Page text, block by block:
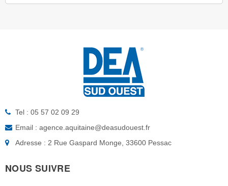
Tel : 05 57 02 09 29
Email : agence.aquitaine@deasudouest.fr
Adresse : 2 Rue Gaspard Monge, 33600 Pessac
NOUS SUIVRE